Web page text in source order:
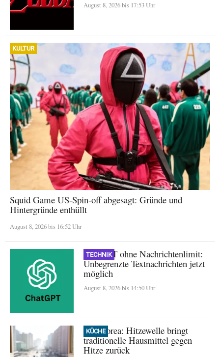
August 8, 2026 bis 17:53 Uhr
KULTUR
Squid Game US-Spin-off abgesagt: Gründe und
Hintergründe enthüllt
August 8, 2026 bis 16:52 Uhr
TECHNIK
ChatGPT ohne Nachrichtenlimit:
Unbegrenzte Textnachrichten jetzt
möglich
August 8, 2026 bis 14:50 Uhr
KÜCHE
Nordkorea: Hitzewelle bringt
traditionelle Hausmittel gegen
Hitze zurück